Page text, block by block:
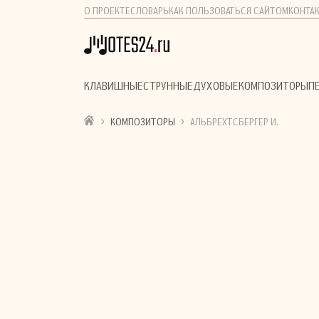
О ПРОЕКТЕСЛОВАРЬ КАК ПОЛЬЗОВАТЬСЯ САЙТОМ
КЛАВИШНЫЕСТРУННЫЕДУХОВЫЕКОМПОЗИТОРЫ
› КОМПОЗИТОРЫ › АЛЬБРЕХТСБЕРГЕР И.